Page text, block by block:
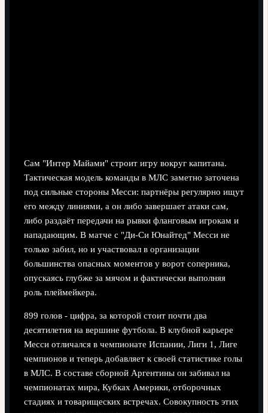
Сам "Интер Майами" строит игру вокруг капитана.
Тактическая модель команды в МЛС заметно заточена
под сильные стороны Месси: партнёры регулярно ищут
его между линиями, а он либо завершает атаки сам,
либо раздаёт передачи на рывки фланговым игрокам и
нападающим. В матче с "Ди-Си Юнайтед" Месси не
только забил, но и участвовал в организации
большинства опасных моментов у ворот соперника,
опускаясь глубже за мячом и фактически выполняя
роль плеймейкера.
899 голов - цифра, за которой стоит почти два
десятилетия на вершине футбола. В клубной карьере
Месси отличался в чемпионате Испании, Лиги 1, Лиге
чемпионов и теперь добавляет к своей статистике голы
в МЛС. В составе сборной Аргентины он забивал на
чемпионатах мира, Кубках Америки, отборочных
стадиях и товарищеских встречах. Совокупность этих